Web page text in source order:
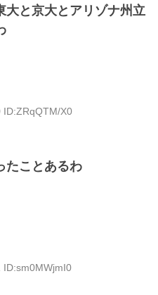
大と京大とアリゾナ州立
X0
たことあるわ